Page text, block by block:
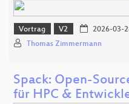
Vortrag V2 2026-03-
Thomas Zimmermann
Spack: Open-
für HPC &